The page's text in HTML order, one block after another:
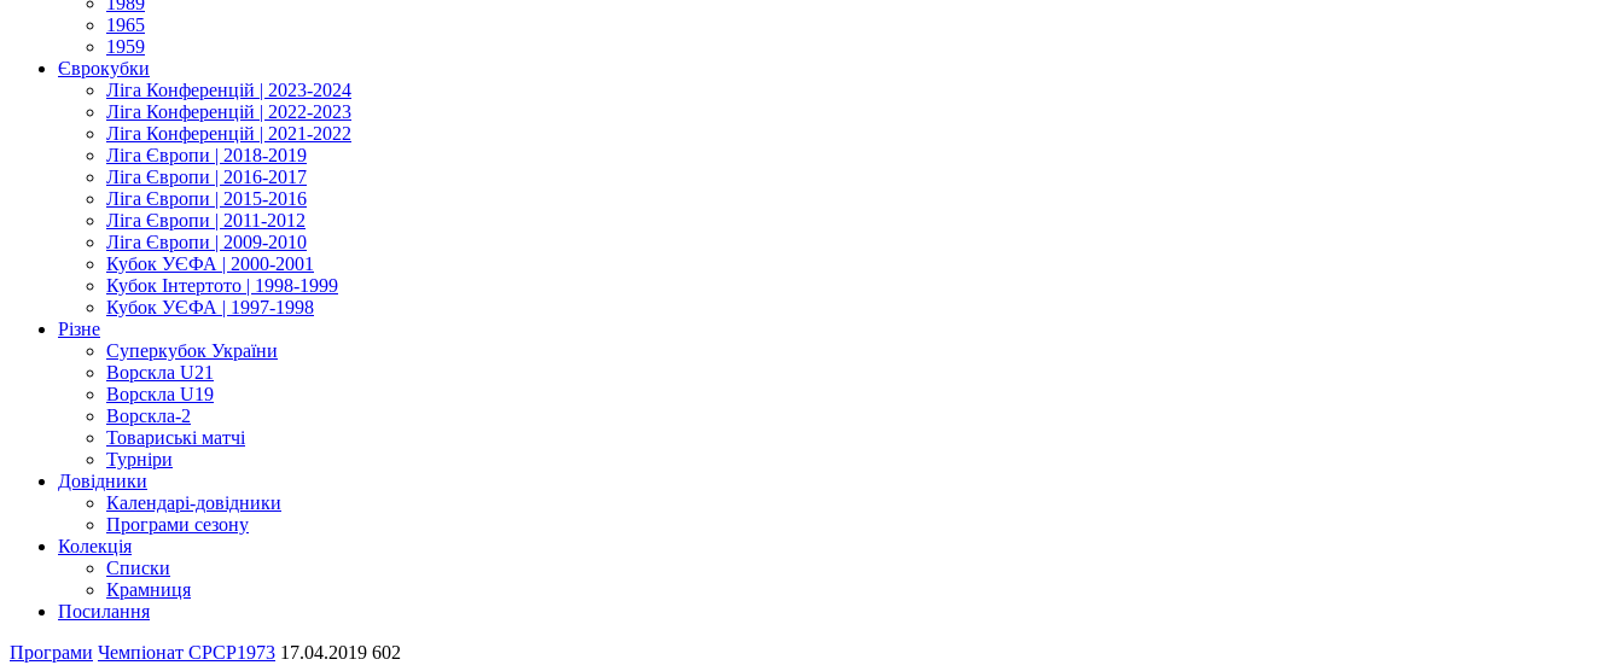
1965
1959
Єврокубки
Ліга Конференцій | 2023-2024
Ліга Конференцій | 2022-2023
Ліга Конференцій | 2021-2022
Ліга Європи | 2018-2019
Ліга Європи | 2016-2017
Ліга Європи | 2015-2016
Ліга Європи | 2011-2012
Ліга Європи | 2009-2010
Кубок УЄФА | 2000-2001
Кубок Інтертото | 1998-1999
Кубок УЄФА | 1997-1998
Різне
Суперкубок України
Ворскла U21
Ворскла U19
Ворскла-2
Товариські матчі
Турніри
Довідники
Календарі-довідники
Програми сезону
Колекція
Списки
Крамниця
Посилання
Програми Чемпіонат СРСР1973 17.04.2019 602